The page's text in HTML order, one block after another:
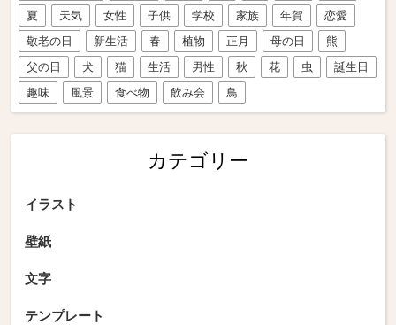
夏
天気 女性 子供 学校 家族 年賀
恋愛
敬老の日
新生活 春 植物 正月 母の日
熊
父の日
犬 猫 生活 男性 秋 花 虫
誕生日
趣味
風景 食べ物 飲み会 鳥
カテゴリー
イラスト
壁紙
文字
テンプレート